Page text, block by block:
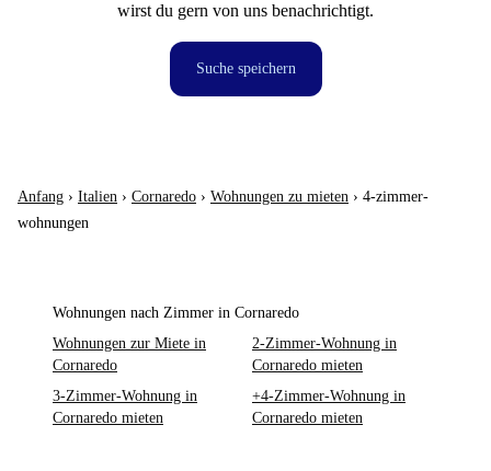
wirst du gern von uns benachrichtigt.
Suche speichern
Anfang › Italien › Cornaredo › Wohnungen zu mieten › 4-zimmer-
wohnungen
Wohnungen nach Zimmer in Cornaredo
Wohnungen zur Miete in
Cornaredo
2-Zimmer-Wohnung in
Cornaredo mieten
3-Zimmer-Wohnung in
Cornaredo mieten
+4-Zimmer-Wohnung in
Cornaredo mieten